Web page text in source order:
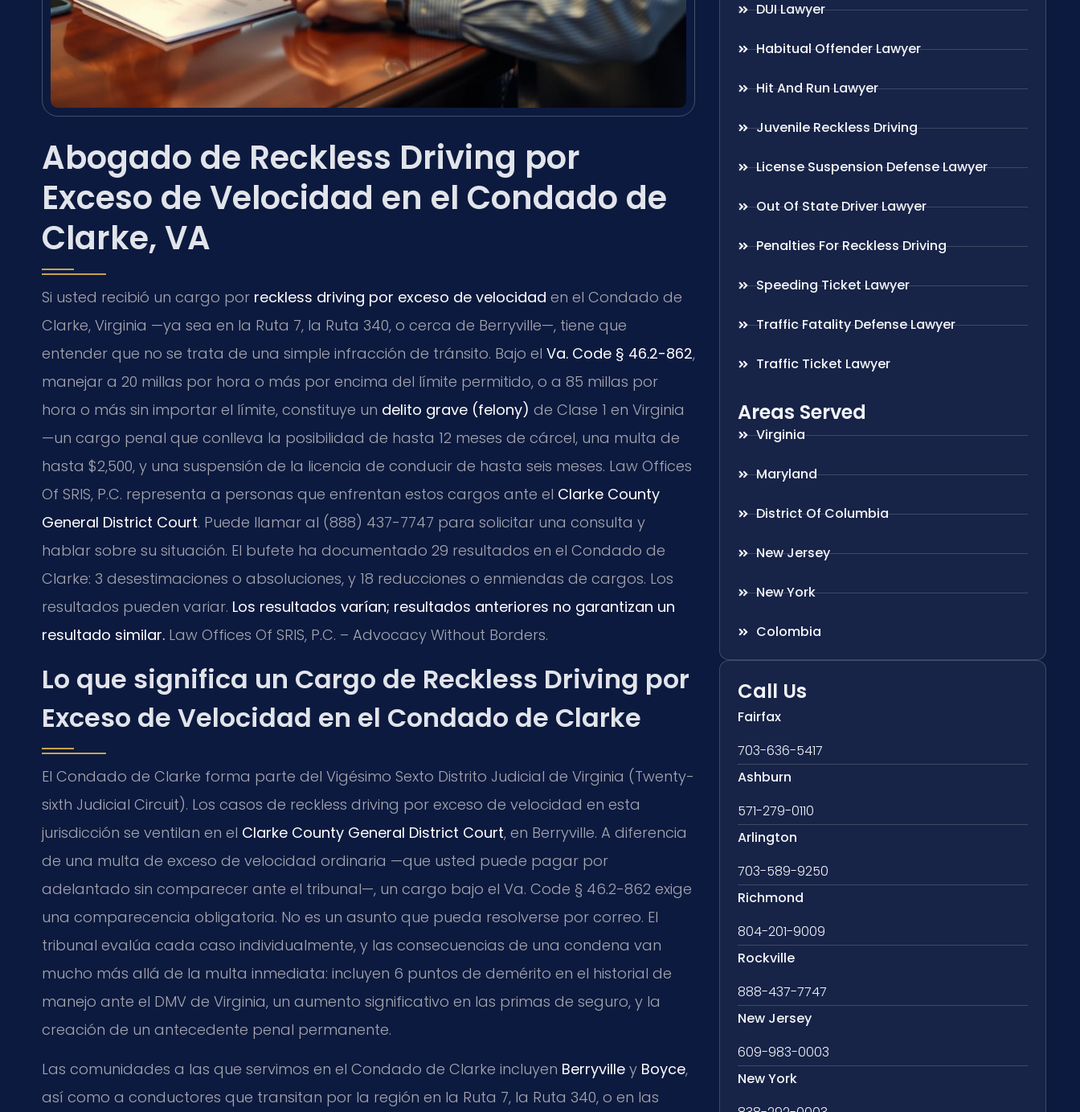
Abogado de Reckless Driving por
Exceso de Velocidad en el Condado de
Clarke, VA
Si usted recibió un cargo por reckless driving por exceso de velocidad en el Condado de
Clarke, Virginia —ya sea en la Ruta 7, la Ruta 340, o cerca de Berryville—, tiene que
entender que no se trata de una simple infracción de tránsito. Bajo el Va. Code § 46.2-862,
manejar a 20 millas por hora o más por encima del límite permitido, o a 85 millas por
hora o más sin importar el límite, constituye un delito grave (felony) de Clase 1 en Virginia
—un cargo penal que conlleva la posibilidad de hasta 12 meses de cárcel, una multa de
hasta $2,500, y una suspensión de la licencia de conducir de hasta seis meses. Law Offices
Of SRIS, P.C. representa a personas que enfrentan estos cargos ante el Clarke County
General District Court. Puede llamar al (888) 437-7747 para solicitar una consulta y
hablar sobre su situación. El bufete ha documentado 29 resultados en el Condado de
Clarke: 3 desestimaciones o absoluciones, y 18 reducciones o enmiendas de cargos. Los
resultados pueden variar. Los resultados varían; resultados anteriores no garantizan un
resultado similar. Law Offices Of SRIS, P.C. – Advocacy Without Borders.
Lo que significa un Cargo de Reckless Driving por
Exceso de Velocidad en el Condado de Clarke
El Condado de Clarke forma parte del Vigésimo Sexto Distrito Judicial de Virginia (Twenty-
sixth Judicial Circuit). Los casos de reckless driving por exceso de velocidad en esta
jurisdicción se ventilan en el Clarke County General District Court, en Berryville. A diferencia
de una multa de exceso de velocidad ordinaria —que usted puede pagar por
adelantado sin comparecer ante el tribunal—, un cargo bajo el Va. Code § 46.2-862 exige
una comparecencia obligatoria. No es un asunto que pueda resolverse por correo. El
tribunal evalúa cada caso individualmente, y las consecuencias de una condena van
mucho más allá de la multa inmediata: incluyen 6 puntos de demérito en el historial de
manejo ante el DMV de Virginia, un aumento significativo en las primas de seguro, y la
creación de un antecedente penal permanente.
Las comunidades a las que servimos en el Condado de Clarke incluyen Berryville y Boyce,
así como a conductores que transitan por la región en la Ruta 7, la Ruta 340, o en las
DUI Lawyer
Habitual Offender Lawyer
Hit And Run Lawyer
Juvenile Reckless Driving
License Suspension Defense Lawyer
Out Of State Driver Lawyer
Penalties For Reckless Driving
Speeding Ticket Lawyer
Traffic Fatality Defense Lawyer
Traffic Ticket Lawyer
Areas Served
Virginia
Maryland
District Of Columbia
New Jersey
New York
Colombia
Call Us
Fairfax
703-636-5417
Ashburn
571-279-0110
Arlington
703-589-9250
Richmond
804-201-9009
Rockville
888-437-7747
New Jersey
609-983-0003
New York